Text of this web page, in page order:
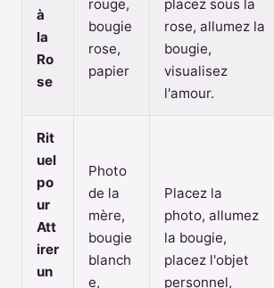
à
la
Ro
se
rouge,
bougie
rose,
papier
placez sous la
rose, allumez la
bougie,
visualisez
l'amour.
Rit
uel
po
ur
Att
irer
un
Photo
de la
mère,
bougie
blanch
e,
Placez la
photo, allumez
la bougie,
placez l'objet
personnel,